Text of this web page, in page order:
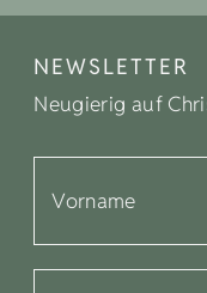
NEWSLETTER
Neugierig auf